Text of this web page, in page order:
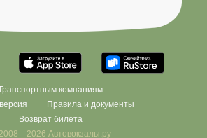
компаниям
Правила и документы
Возврат билета
Автовокзалы.ру